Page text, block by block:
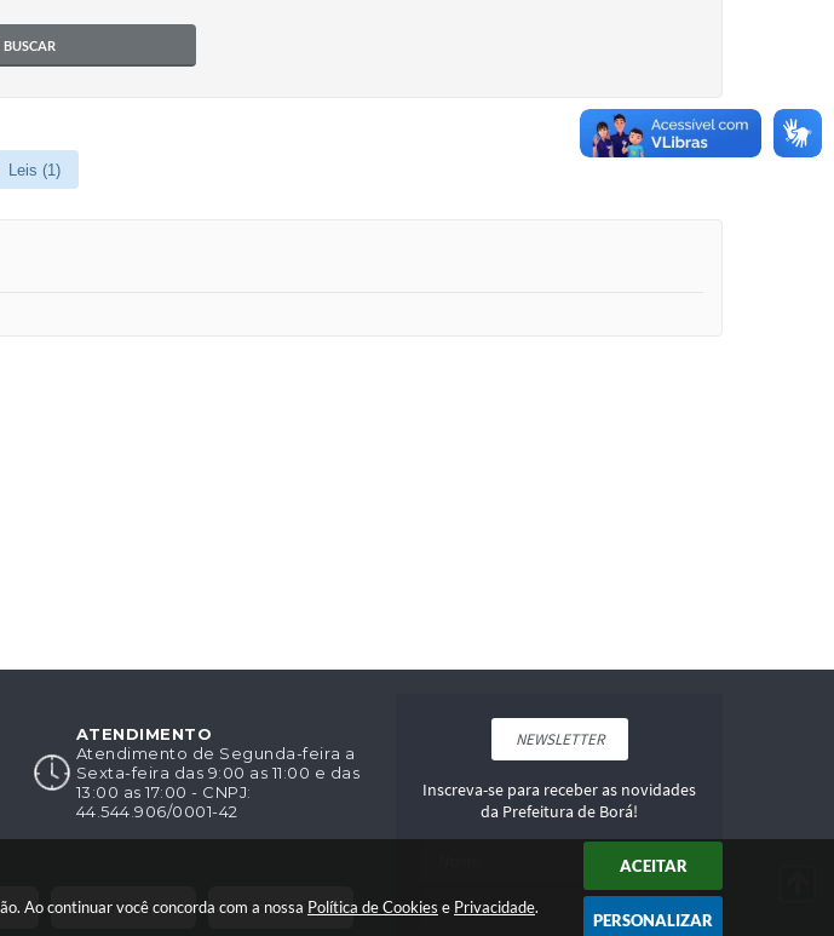
Ao continuar você concorda com a nossa Política de Cookies e Privacidade.
ACEITAR
PERSONALIZAR
BUSCAR
Leis (1)
NEWSLETTER
Inscreva-se para receber as novidades
da Prefeitura de Borá!
ATENDIMENTO
Atendimento de Segunda-feira a
Sexta-feira das 9:00 as 11:00 e das
13:00 as 17:00 - CNPJ:
44.544.906/0001-42
EMPRESA SERVIDOR